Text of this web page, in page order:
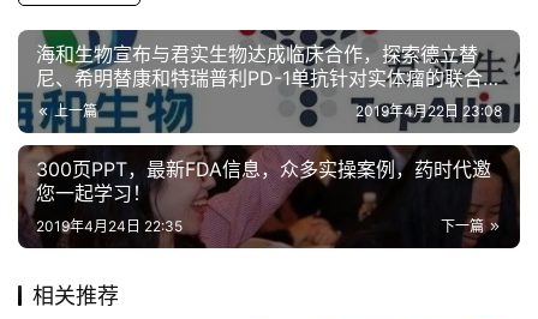
海和生物宣布与君实生物达成临床合作，探索德立替
尼、希明替康和特瑞普利PD-1单抗针对实体瘤的联合用
药上一篇 2019年4月22日 23:08
300页PPT，最新FDA信息，众多实操案例，药时代邀
您一起学习！
下一篇
2019年4月24日 22:35
相关推荐